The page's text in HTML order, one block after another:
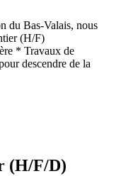
du Bas-Valais, nous
(H/F)
* Travaux de
descendre de la
(H/F/D)